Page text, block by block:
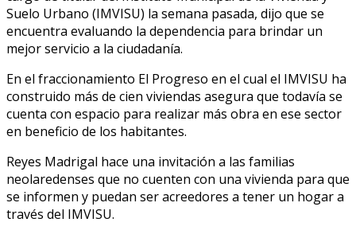
Suelo Urbano (IMVISU) la semana pasada, dijo que se
encuentra evaluando la dependencia para brindar un
mejor servicio a la ciudadanía.
En el fraccionamiento El Progreso en el cual el IMVISU ha
construido más de cien viviendas asegura que todavía se
cuenta con espacio para realizar más obra en ese sector
en beneficio de los habitantes.
Reyes Madrigal hace una invitación a las familias
neolaredenses que no cuenten con una vivienda para que
se informen y puedan ser acreedores a tener un hogar a
través del IMVISU.